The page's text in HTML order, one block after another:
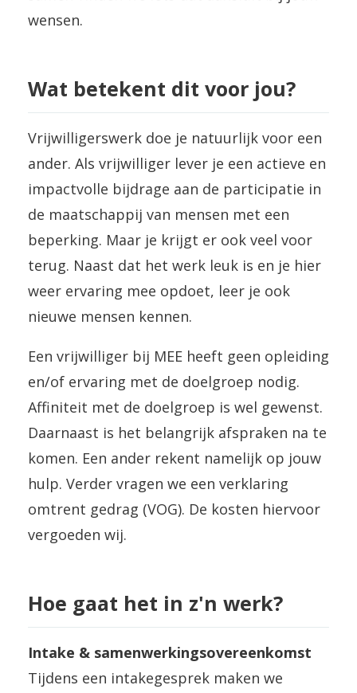
wensen.
Wat betekent dit voor jou?
Vrijwilligerswerk doe je natuurlijk voor een
ander. Als vrijwilliger lever je een actieve en
impactvolle bijdrage aan de participatie in
de maatschappij van mensen met een
beperking. Maar je krijgt er ook veel voor
terug. Naast dat het werk leuk is en je hier
weer ervaring mee opdoet, leer je ook
nieuwe mensen kennen.
Een vrijwilliger bij MEE heeft geen opleiding
en/of ervaring met de doelgroep nodig.
Affiniteit met de doelgroep is wel gewenst.
Daarnaast is het belangrijk afspraken na te
komen. Een ander rekent namelijk op jouw
hulp. Verder vragen we een verklaring
omtrent gedrag (VOG). De kosten hiervoor
vergoeden wij.
Hoe gaat het in z'n werk?
Intake & samenwerkingsovereenkomst
Tijdens een intakegesprek maken we